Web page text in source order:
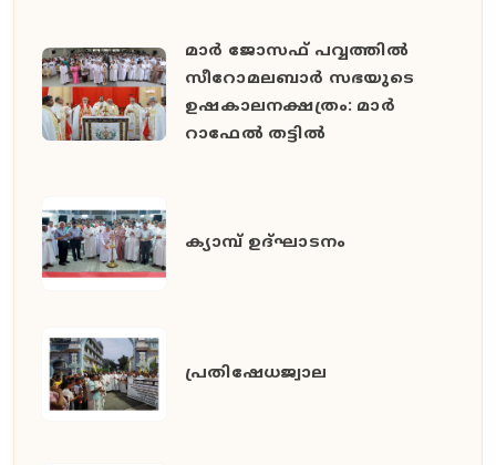
മാർ ജോസഫ് പവ്വത്തിൽ
സീറോമലബാർ സഭയുടെ
ഉഷകാലനക്ഷത്രം: മാർ
റാഫേൽ തട്ടിൽ
ക്യാമ്പ് ഉദ്ഘാടനം
പ്രതിഷേധജ്വാല